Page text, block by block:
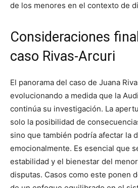
de los menores en el contexto de
Consideraciones
caso Rivas-Arcuri
El panorama del caso de Juana
evolucionando a medida que la
continúa su investigación. La
solo la posibilidad de
sino que también podría afectar la
emocionalmente. Es esencial que
estabilidad y el bienestar del
disputas. Casos como este ponen